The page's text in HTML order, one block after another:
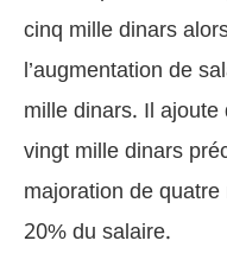
cinq mille dinars
l’augmentation de
mille dinars. Il
vingt mille dinars
majoration de
20% du salaire.